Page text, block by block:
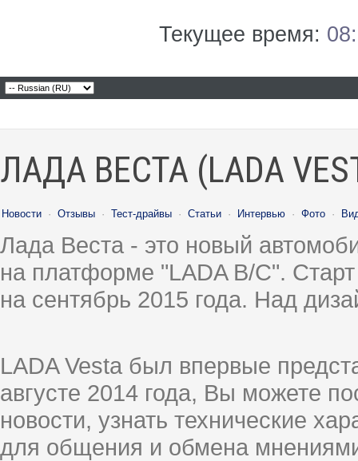
Текущее время:
ЛАДА ВЕСТА (LADA
Новости · Отзывы · Тест-драйвы · Статьи · Интервью · Фото ·
Лада Веста - это новый
на платформе "LADA B/C".
на сентябрь 2015 года. Над
LADA Vesta был впервые
августе 2014 года, Вы можете
новости, узнать технические
для общения и обмена